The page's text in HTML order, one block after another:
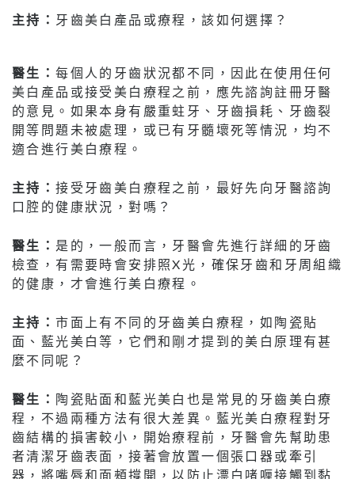
主持： 牙齒美白產品或療程，該如何選擇？
醫生：每個人的牙齒狀況都不同，因此在使用任何
美白產品或接受美白療程之前，應先諮詢註冊牙醫
的意見。如果本身有嚴重蛀牙、牙齒損耗、牙齒裂
開等問題未被處理，或已有牙髓壞死等情況，均不
適合進行美白療程。
主持：接受牙齒美白療程之前，最好先向牙醫諮詢
口腔的健康狀況，對嗎？
醫生： 是的，一般而言，牙醫會先進行詳細的牙齒
檢查，有需要時會安排照X光，確保牙齒和牙周組織
的健康，才會進行美白療程。
主持：市面上有不同的牙齒美白療程，如陶瓷貼
面、藍光美白等，它們和剛才提到的美白原理有甚
麼不同呢？
醫生： 陶瓷貼面和藍光美白也是常見的牙齒美白療
程，不過兩種方法有很大差異。藍光美白療程對牙
齒結構的損害較小，開始療程前，牙醫會先幫助患
者清潔牙齒表面，接著會放置一個張口器或牽引
器，將嘴唇和面頰撐開，以防止漂白啫喱接觸到黏